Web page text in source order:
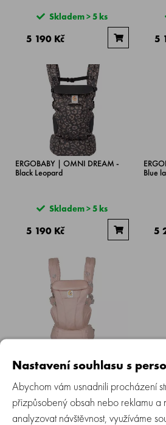
Skladem > 5 ks
5 190 Kč 5
ERGOBABY | OMNI DREAM -
Black Leopard
Skladem > 5 ks
5 190 Kč
Blue
5
Pink Quartz
Skladem > 5 ks
Pearl
Nastavení souhlasu s
Abychom vám usnadnili procházení
přizpůsobený obsah nebo reklamu a
analyzovat návštěvnost, využíváme